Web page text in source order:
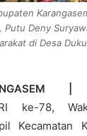
Putu Deny
di Desa
ke-78,
Kecamatan